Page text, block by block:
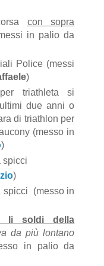
con sopra
in palio da
Police (messi
)
triathleta si
due anni o
di triathlon per
(messo in
)
spicci
)
spicci (messo in
li soldi della
da più lontano
in palio da